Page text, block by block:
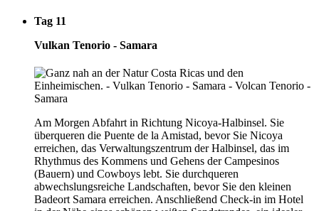
Tag 11
Vulkan Tenorio - Samara
Am Morgen Abfahrt in Richtung Nicoya-Halbinsel. Sie
überqueren die Puente de la Amistad, bevor Sie Nicoya
erreichen, das Verwaltungszentrum der Halbinsel, das im
Rhythmus des Kommens und Gehens der Campesinos
(Bauern) und Cowboys lebt. Sie durchqueren
abwechslungsreiche Landschaften, bevor Sie den kleinen
Badeort Samara erreichen. Anschließend Check-in im Hotel